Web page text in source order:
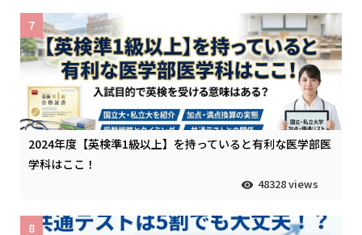
2024年度【英検準1級以上】を持っていると有利な医学部医
学科はここ！
48328 views
7
8